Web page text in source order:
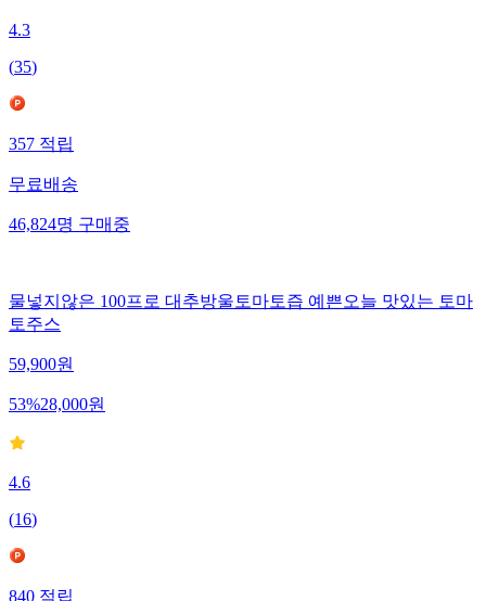
4.3
(35)
357 적립
무료배송
46,824명 구매중
물넣지않은 100프로 대추방울토마토즙 예쁜오늘 맛있는 토마
토주스
59,900원
53%28,000원
4.6
(16)